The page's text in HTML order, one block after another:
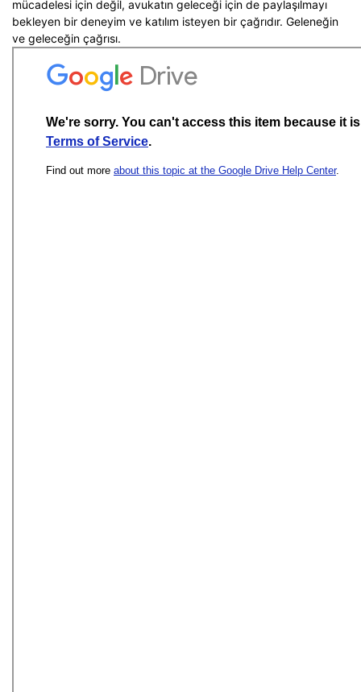
mücadelesi için değil, avukatın geleceği için de paylaşılmayı
bekleyen bir deneyim ve katılım isteyen bir çağrıdır. Geleneğin
ve geleceğin çağrısı.